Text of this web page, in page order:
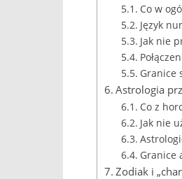
Co w
Język
Jak nie
Granice
Astrologia
Co z
Jak nie
Granice
Zodiak i